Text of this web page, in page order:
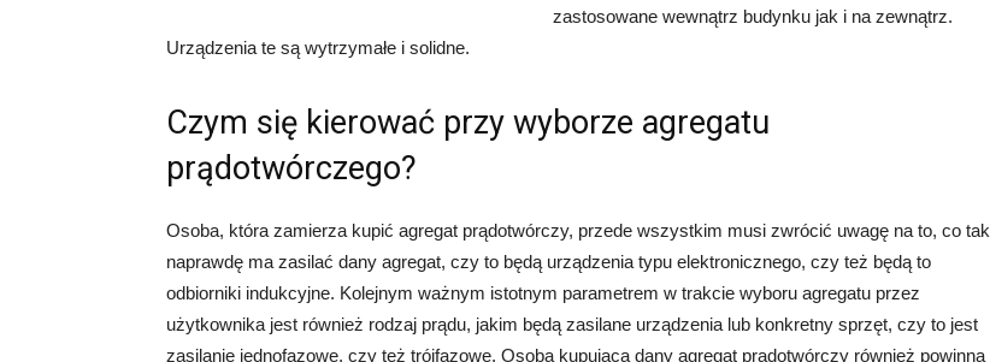
zastosowane wewnątrz budynku jak i na zewnątrz.
Urządzenia te są wytrzymałe i solidne.
Czym się kierować przy wyborze agregatu
prądotwórczego?
Osoba, która zamierza kupić agregat prądotwórczy, przede wszystkim musi zwrócić uwagę na to, co tak
naprawdę ma zasilać dany agregat, czy to będą urządzenia typu elektronicznego, czy też będą to
odbiorniki indukcyjne. Kolejnym ważnym istotnym parametrem w trakcie wyboru agregatu przez
użytkownika jest również rodzaj prądu, jakim będą zasilane urządzenia lub konkretny sprzęt, czy to jest
zasilanie jednofazowe, czy też trójfazowe. Osoba kupująca dany agregat prądotwórczy również powinna